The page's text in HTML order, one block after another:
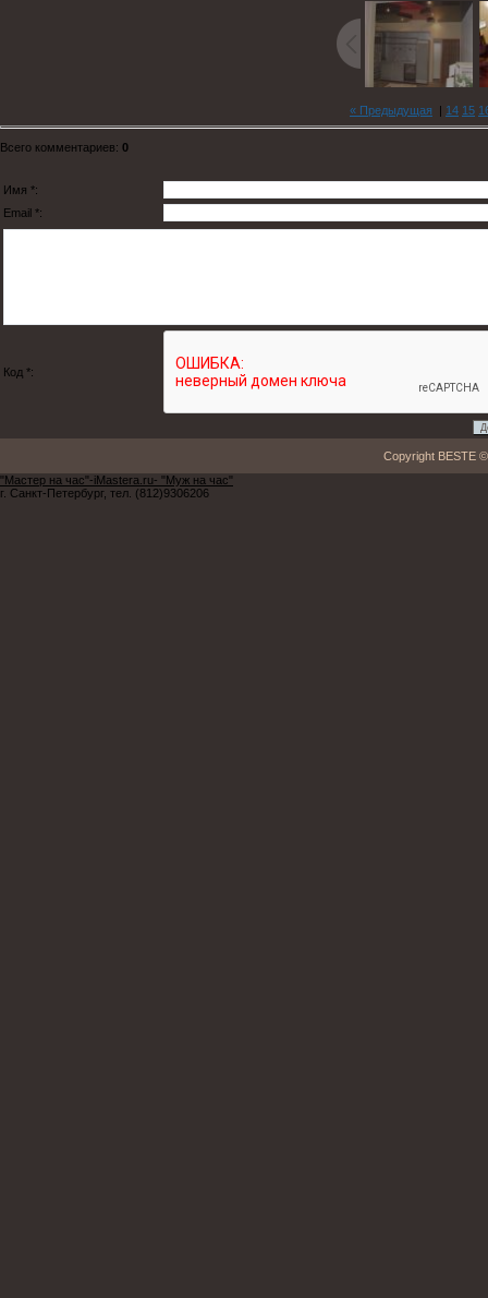
« Предыдущая | 14 15
Всего комментариев: 0
Имя *:
Email *:
Код *:
Copyright BESTE
"Мастер на час"-iMastera.ru- "Муж на час"
г. Санкт-Петербург, тел. (812)9306206